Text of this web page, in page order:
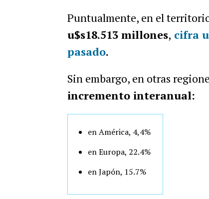
Puntualmente, en el
u$s18.513 millones, cifra
pasado.
Sin embargo, en otras
incremento interanual:
en América, 4,4%
en Europa, 22.4%
en Japón, 15.7%